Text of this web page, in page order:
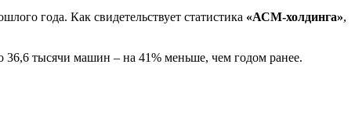
года. Как свидетельствует статистика «АСМ-холдинга»,
36,6 тысячи машин – на 41% меньше, чем годом ранее.